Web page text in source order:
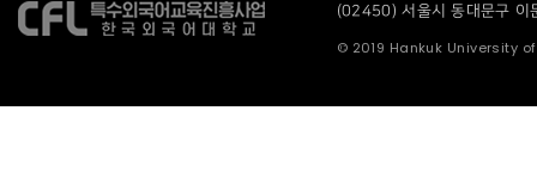
(02450) 서울시 동대문구
© 2019 Hankuk University